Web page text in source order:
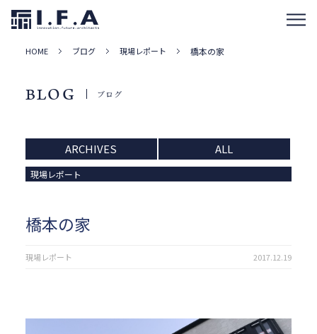
HOME ブログ 現場レポート 橋本の家
BLOG ブログ
ARCHIVES ALL
現場レポート
橋本の家
現場レポート 2017.12.19